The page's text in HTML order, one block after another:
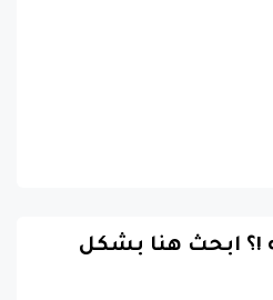
!؟ ابحث هنا بشكل